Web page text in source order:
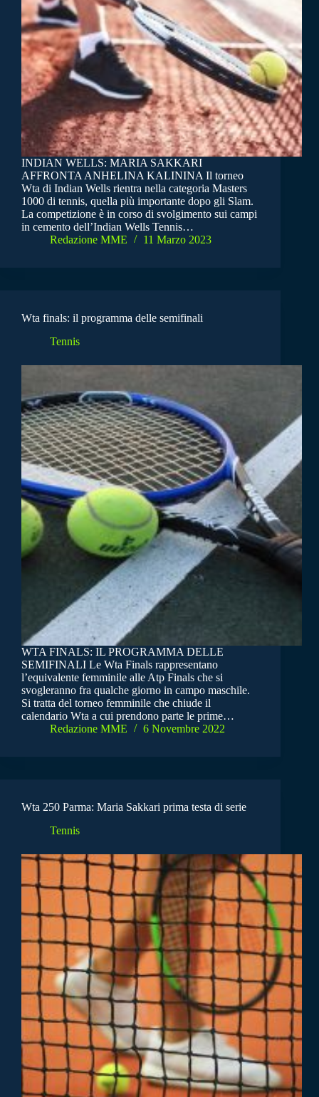
INDIAN WELLS: MARIA SAKKARI
AFFRONTA ANHELINA KALININA Il torneo
Wta di Indian Wells rientra nella categoria Masters
1000 di tennis, quella più importante dopo gli Slam.
La competizione è in corso di svolgimento sui campi
in cemento dell’Indian Wells Tennis…
Redazione MME
11 Marzo 2023
Wta finals: il programma delle semifinali
Tennis
WTA FINALS: IL PROGRAMMA DELLE
SEMIFINALI Le Wta Finals rappresentano
l’equivalente femminile alle Atp Finals che si
svogleranno fra qualche giorno in campo maschile.
Si tratta del torneo femminile che chiude il
calendario Wta a cui prendono parte le prime…
Redazione MME
6 Novembre 2022
Wta 250 Parma: Maria Sakkari prima testa di serie
Tennis